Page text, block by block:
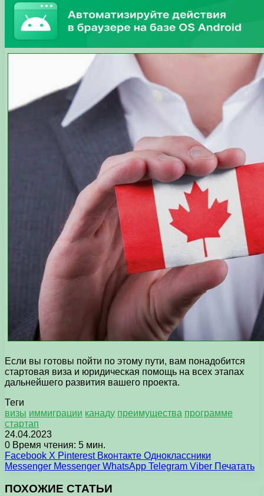
Если вы готовы пойти по этому пути, вам понадобится
стартовая виза и юридическая помощь на всех этапах
дальнейшего развития вашего проекта.
Теги
визы иммиграции канаду преимущества программе
стартап
24.04.2023
0 Время чтения: 5 мин.
Facebook X Pinterest Вконтакте Одноклассники
Messenger Messenger WhatsApp Telegram Viber Печатать
ПОХОЖИЕ СТАТЬИ